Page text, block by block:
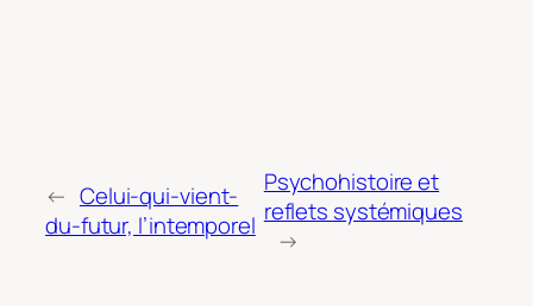
← Celui-qui-vient-
du-futur, l’intemporel
Psychohistoire et
reflets systémiques
→